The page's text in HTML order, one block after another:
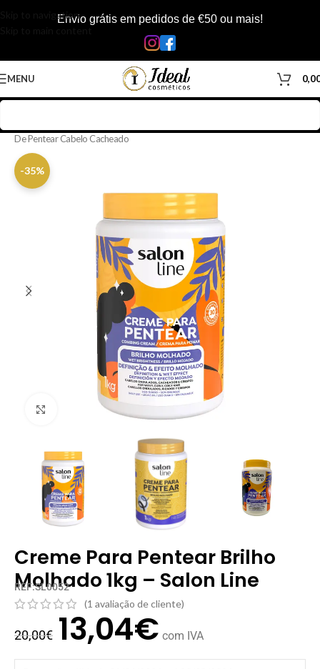
Skip to navigationEnvio grátis em pedidos de €50 ou mais!
MENU
De Pentear Cabelo Cacheado
-35%
Clique para ampliar
Creme Para Pentear Brilho
Molhado 1kg – Salon Line
REF:SL0052
(1 avaliação de cliente)
20,00€ 13,04€ com IVA